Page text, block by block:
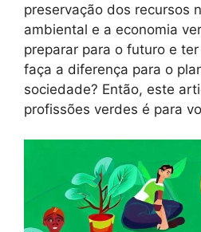
preservação dos recursos
ambiental e a economia
preparar para o futuro e
faça a diferença para o
sociedade? Então, este
profissões verdes é para